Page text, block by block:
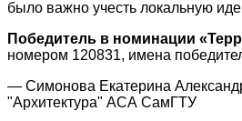
было важно учесть локальную
Победитель в номинации
номером 120831, имена
— Симонова Екатерина
"Архитектура" АСА СамГТУ